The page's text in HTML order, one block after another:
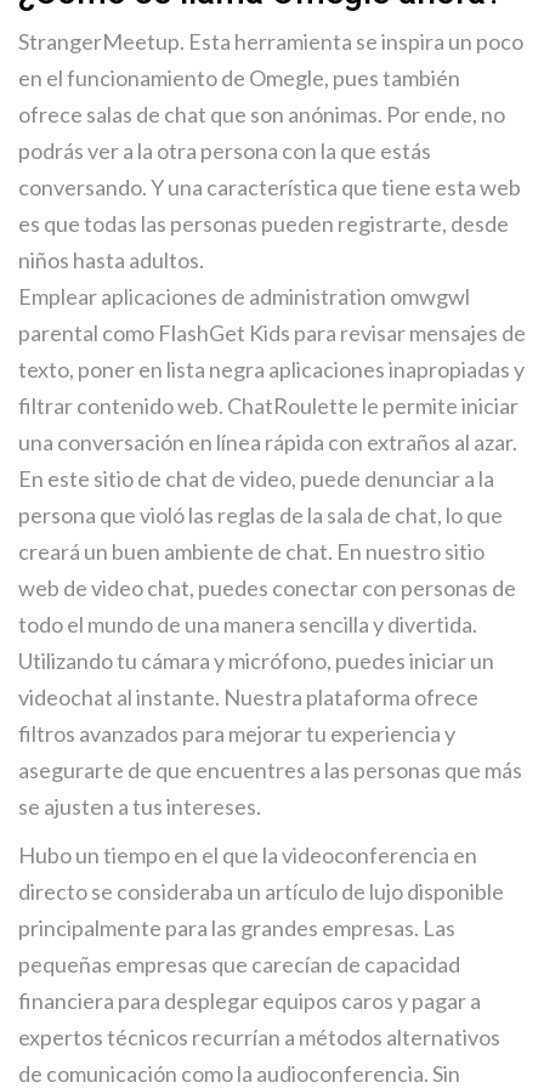
StrangerMeetup. Esta herramienta se inspira un poco
en el funcionamiento de Omegle, pues también
ofrece salas de chat que son anónimas. Por ende, no
podrás ver a la otra persona con la que estás
conversando. Y una característica que tiene esta web
es que todas las personas pueden registrarte, desde
niños hasta adultos.
Emplear aplicaciones de administration omwgwl
parental como FlashGet Kids para revisar mensajes de
texto, poner en lista negra aplicaciones inapropiadas y
filtrar contenido web. ChatRoulette le permite iniciar
una conversación en línea rápida con extraños al azar.
En este sitio de chat de video, puede denunciar a la
persona que violó las reglas de la sala de chat, lo que
creará un buen ambiente de chat. En nuestro sitio
web de video chat, puedes conectar con personas de
todo el mundo de una manera sencilla y divertida.
Utilizando tu cámara y micrófono, puedes iniciar un
videochat al instante. Nuestra plataforma ofrece
filtros avanzados para mejorar tu experiencia y
asegurarte de que encuentres a las personas que más
se ajusten a tus intereses.
Hubo un tiempo en el que la videoconferencia en
directo se consideraba un artículo de lujo disponible
principalmente para las grandes empresas. Las
pequeñas empresas que carecían de capacidad
financiera para desplegar equipos caros y pagar a
expertos técnicos recurrían a métodos alternativos
de comunicación como la audioconferencia. Sin